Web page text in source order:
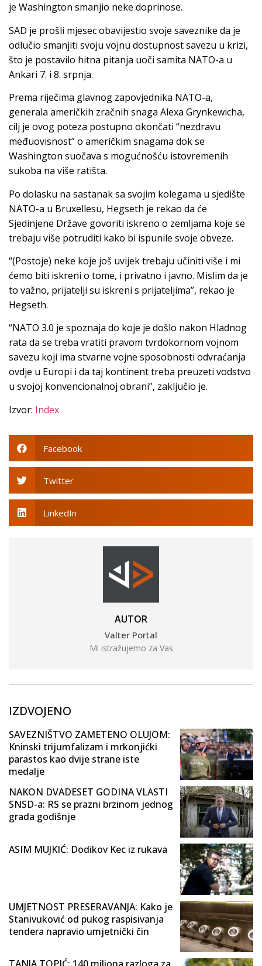
je Washington smanjio neke doprinose.
SAD je prošli mjesec obavijestio svoje saveznike da je
odlučio smanjiti svoju vojnu dostupnost savezu u krizi,
što je postavilo hitna pitanja uoči samita NATO-a u
Ankari 7. i 8. srpnja.
Prema riječima glavnog zapovjednika NATO-a,
generala američkih zračnih snaga Alexa Grynkewicha,
cilj je ovog poteza postupno okončati “nezdravu
međuovisnost” o američkim snagama dok se
Washington suočava s mogućnošću istovremenih
sukoba na više ratišta.
Po dolasku na sastanak sa svojim kolegama u sjedište
NATO-a u Bruxellesu, Hegseth je rekao da će
Sjedinjene Države govoriti iskreno o zemljama koje se
trebaju više potruditi kako bi ispunile svoje obveze.
“(Postoje) neke koje još uvijek trebaju učiniti više i mi
ćemo biti iskreni o tome, i privatno i javno. Mislim da je
to važno, prijatelji su iskreni s prijateljima”, rekao je
Hegseth.
“NATO 3.0 je spoznaja do koje je došlo nakon Hladnog
rata da se treba vratiti pravom tvrdokornom vojnom
savezu koji ima stvarne vojne sposobnosti odvraćanja
ovdje u Europi i da taj kontinent treba preuzeti vodstvo
u svojoj konvencionalnoj obrani”, zaključio je.
Izvor: Index
Facebook
Twitter
LinkedIn
AUTOR
Valter Portal
Mi istražujemo za Vas
IZDVOJENO
SAVEZNIŠTVO ZAMETENO OLUJOM:
Kninski trijumfalizam i mrkonjićki
parastos kao dvije strane iste
medalje
NAKON DVADESET GODINA VLASTI
SNSD-a: RS se prazni brzinom jednog
grada godišnje
ASIM MUJKIĆ: Dodikov Kec iz rukava
UMJETNOST PRESERAVANJA: Kako je
Stanivuković od pukog raspisivanja
tendera napravio umjetnički čin